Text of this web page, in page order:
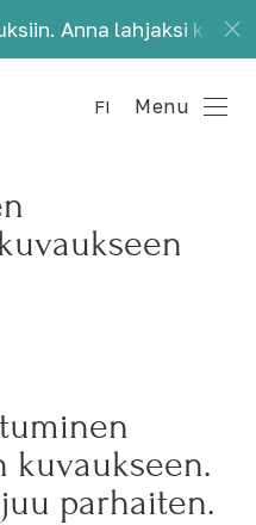
lahjaksi kauniita
FI Menu
kuvaukseen.
parhaiten.